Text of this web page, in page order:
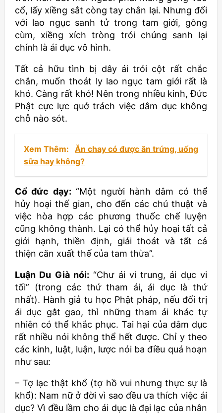
cổ, lấy xiềng sắt còng tay chân lại. Nhưng đối
với lao ngục sanh tử trong tam giới, gông
cùm, xiềng xích tròng trói chúng sanh lại
chính là ái dục vô hình.
Tất cả hữu tình bị dây ái trói cột rất chắc
chắn, muốn thoát ly lao ngục tam giới rất là
khó. Càng rất khó! Nên trong nhiều kinh, Đức
Phật cực lực quở trách việc dâm dục không
chỗ nào sót.
Xem Thêm:
Ăn chay có được ăn trứng, uống
sữa hay không?
Cổ đức dạy: “Một người hành dâm có thể
hủy hoại thế gian, cho đến các chú thuật và
việc hòa hợp các phương thuốc chế luyện
cũng không thành. Lại có thể hủy hoại tất cả
giới hạnh, thiền định, giải thoát và tất cả
thiện căn xuất thế của tam thừa”.
Luận Du Già nói: “Chư ái vi trung, ái dục vi
tối” (trong các thứ tham ái, ái dục là thứ
nhất). Hành giả tu học Phật pháp, nếu đối trị
ái dục gắt gao, thì những tham ái khác tự
nhiên có thể khắc phục. Tai hại của dâm dục
rất nhiều nói không thể hết được. Chỉ y theo
các kinh, luật, luận, lược nói ba điều quá hoạn
như sau:
– Tợ lạc thật khổ (tợ hồ vui nhưng thực sự là
khổ): Nam nữ ở đời vì sao đều ưa thích việc ái
dục? Vì đều lầm cho ái dục là đại lạc của nhân